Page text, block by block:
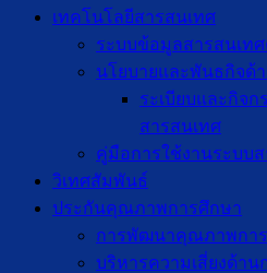
เทคโนโลยีสารสนเทศ
ระบบข้อมูลสารสนเท
นโยบายและพันธกิจด้
ระเบียบและกิจ
สารสนเทศ
คู่มือการใช้งานระบบ
วิเทศสัมพันธ์
ประกันคุณภาพการศึกษา
การพัฒนาคุณภาพกา
บริหารความเสี่ยงด้าน